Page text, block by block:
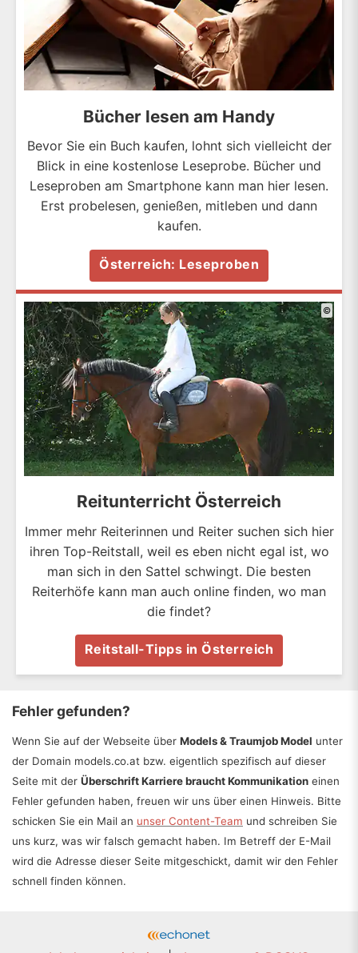
Bücher lesen am Handy
Bevor Sie ein Buch kaufen, lohnt sich vielleicht der
Blick in eine kostenlose Leseprobe. Bücher und
Leseproben am Smartphone kann man hier lesen.
Erst probelesen, genießen, mitleben und dann
kaufen.
Österreich: Leseproben
©
Reitunterricht Österreich
Immer mehr Reiterinnen und Reiter suchen sich hier
ihren Top-Reitstall, weil es eben nicht egal ist, wo
man sich in den Sattel schwingt. Die besten
Reiterhöfe kann man auch online finden, wo man
die findet?
Reitstall-Tipps in Österreich
Fehler gefunden?
Wenn Sie auf der Webseite über Models & Traumjob Model unter
der Domain models.co.at bzw. eigentlich spezifisch auf dieser
Seite mit der Überschrift Karriere braucht Kommunikation einen
Fehler gefunden haben, freuen wir uns über einen Hinweis. Bitte
schicken Sie ein Mail an unser Content-Team und schreiben Sie
uns kurz, was wir falsch gemacht haben. Im Betreff der E-Mail
wird die Adresse dieser Seite mitgeschickt, damit wir den Fehler
schnell finden können.